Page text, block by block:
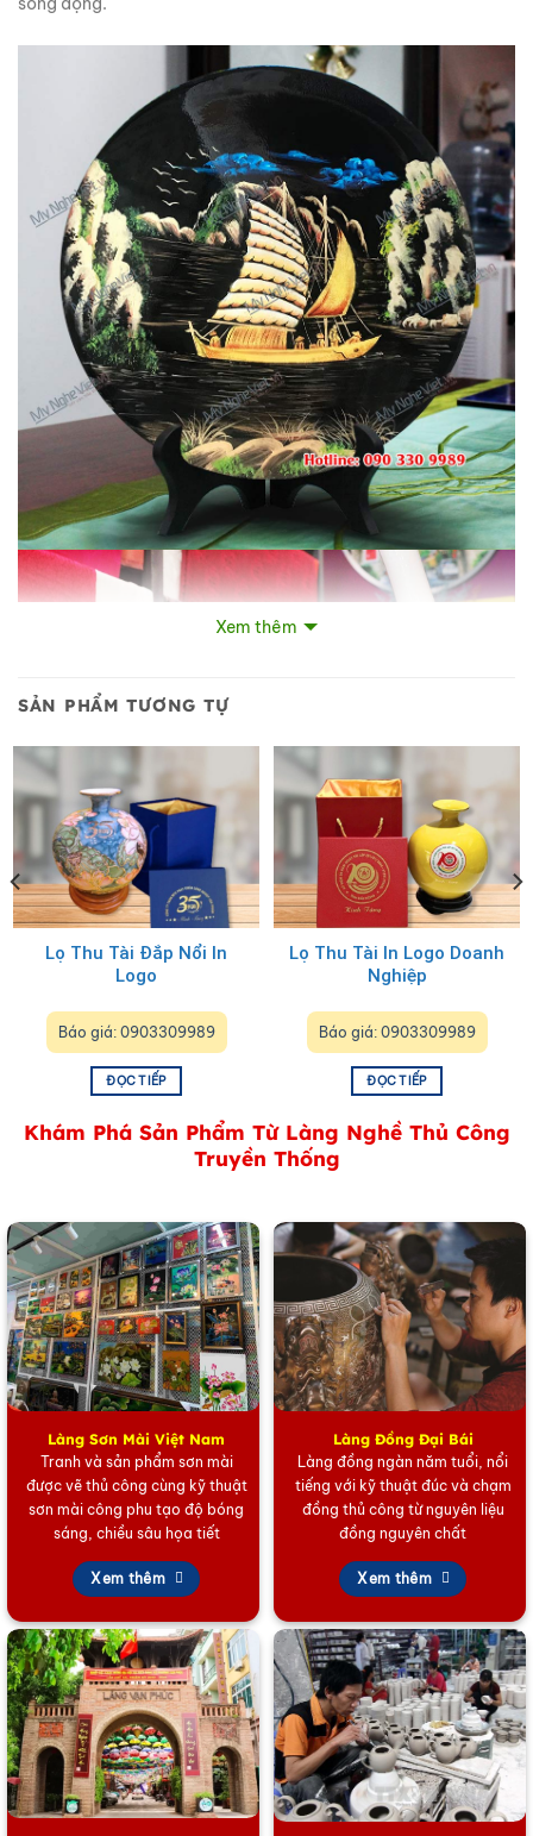
Hãy liên hệ với chúng tôi Hotline/zalo 0903 754 715 hoặc
Xem thêm
SẢN PHẨM TƯƠNG TỰ
Lọ Thu Tài Đắp Nổi In
Logo
Báo giá: 0903309989
ĐỌC TIẾP
Lọ Thu Tài In Logo Doanh
Nghiệp
Báo giá: 0903309989
ĐỌC TIẾP
Khám Phá Sản Phẩm Từ Làng Nghề Thủ Công
Truyền Thống
Làng Sơn Mài Việt Nam
Tranh và sản phẩm sơn mài
được vẽ thủ công cùng kỹ thuật
sơn mài công phu tạo độ bóng
sáng, chiều sâu họa tiết
Xem thêm
Làng Đồng Đại Bái
Làng đồng ngàn năm tuổi, nổi
tiếng với kỹ thuật đúc và chạm
đồng thủ công từ nguyên liệu
đồng nguyên chất
Xem thêm